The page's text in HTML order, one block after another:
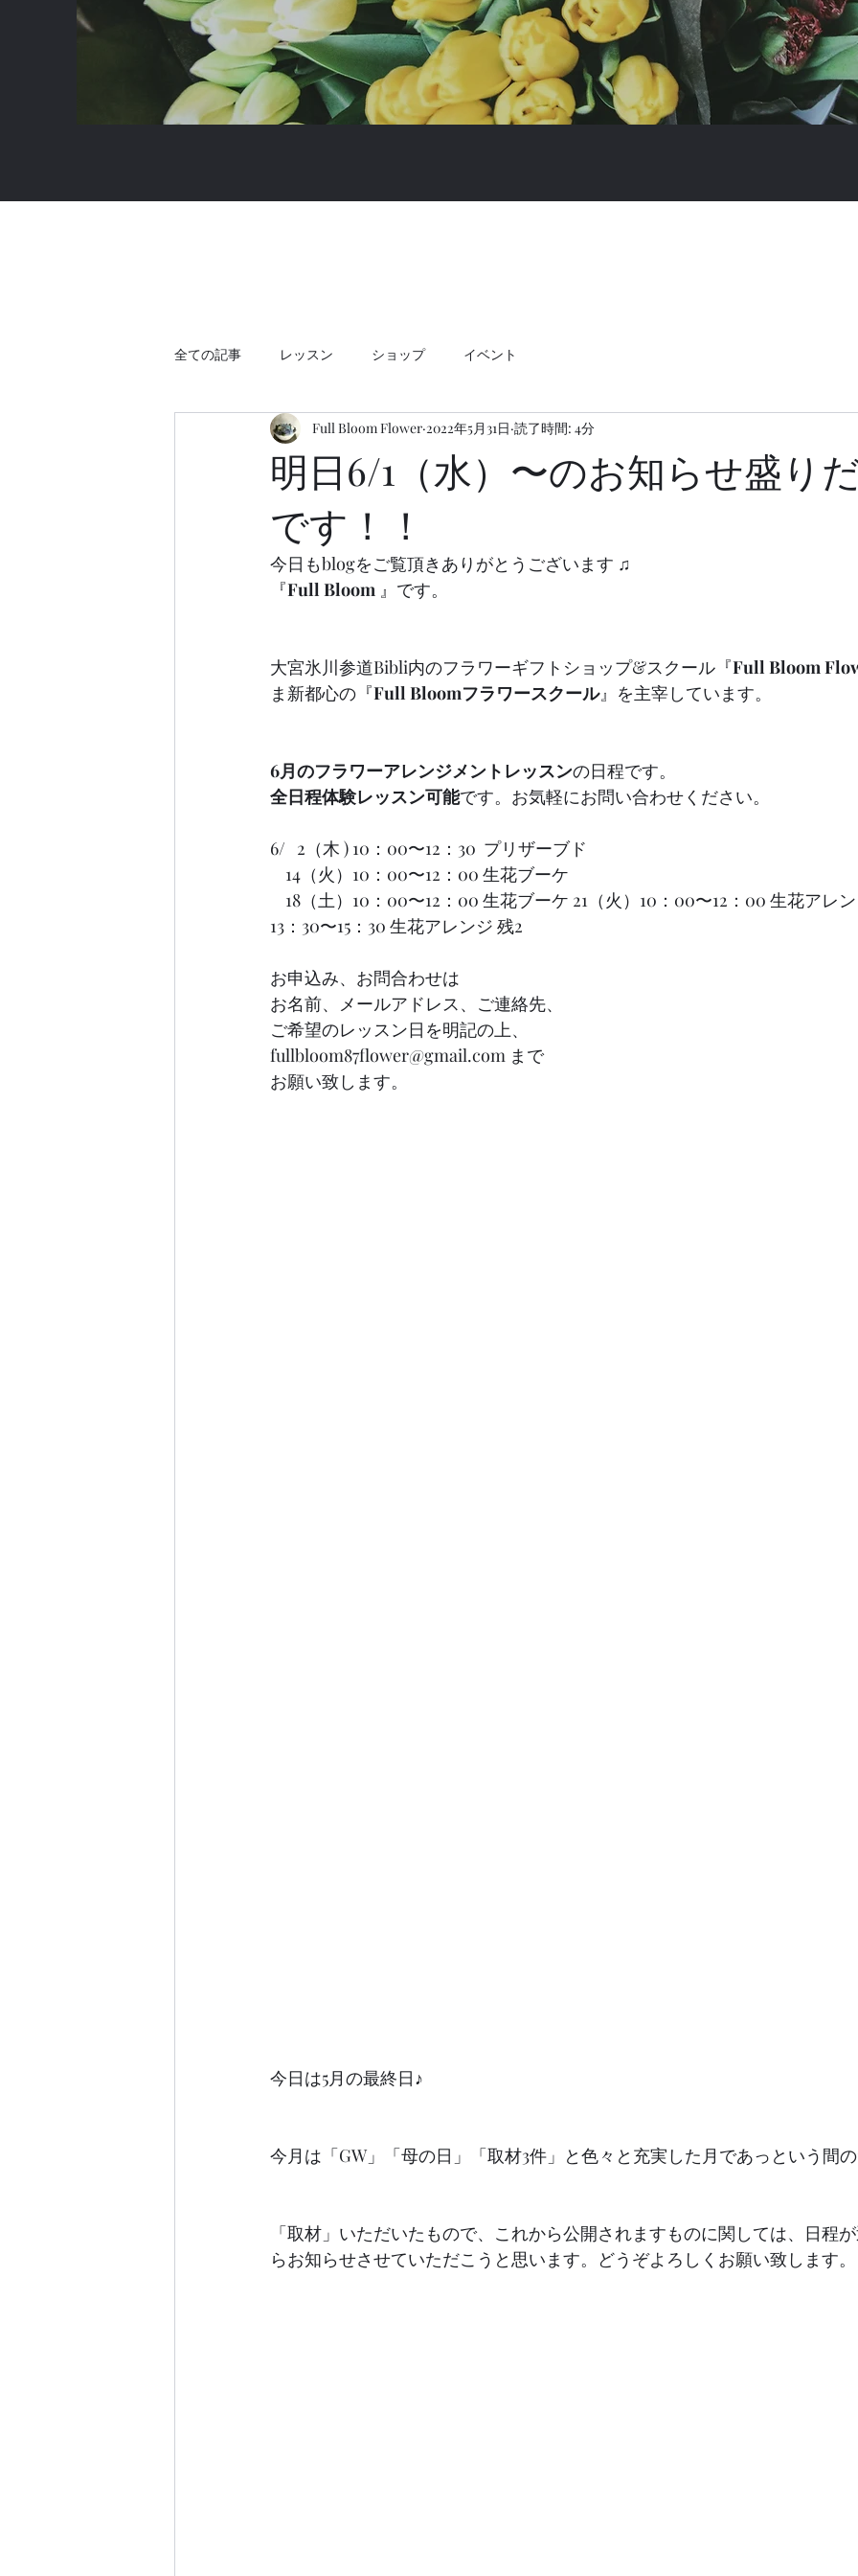
全ての記事 レッスン ショップ イベント
明日6/1（水）〜のお知らせ盛り
です！！
Full Bloom Flower 2022年5月31日 読了時間: 4分
今日もblogをご覧頂きありがとうございます ♫
『Full Bloom 』です。
大宮氷川参道Bibli内のフラワーギフトショップ&スクール『Full Bloom
ま新都心の『Full Bloomフラワースクール』を主宰しています。
6月のフラワーアレンジメントレッスンの日程です。
全日程体験レッスン可能です。お気軽にお問い合わせください。
6/   2（木 ) 10：00〜12：30  プリザーブド
    14（火）10：00〜12：00 生花ブーケ
18（土）10：00〜12：00 生花ブーケ 21（火）10：00〜12：00 生花アレ
13：30〜15：30 生花アレンジ 残2
お申込み、お問合わせは
お名前、メールアドレス、ご連絡先、
ご希望のレッスン日を明記の上、
fullbloom87flower@gmail.com まで
お願い致します。
今日は5月の最終日♪
今月は「GW」「母の日」「取材3件」と色々と充実した月であっという間
「取材」いただいたもので、これから公開されますものに関しては、日程
らお知らせさせていただこうと思います。どうぞよろしくお願い致します。